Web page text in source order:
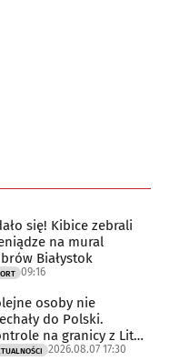
się! Kibice zebrali
na mural
Białystok
09:16
osoby nie
do Polski.
na granicy z Litwą
2026.08.07 17:30